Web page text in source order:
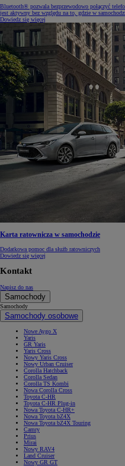
Bluetooth® pozwala bezprzewodowo połączyć
jest aktywny bez względu na to, gdzie w
Dowiedz się więcej
Karta ratownicza w samochodzie
Dodatkowa pomoc dla służb ratowniczych
Dowiedz się więcej
Kontakt
Napisz do nas
Samochody
Samochody
Samochody osobowe
Nowe Aygo X
Yaris
GR Yaris
Yaris Cross
Nowy Yaris Cross
Nowy Urban Cruiser
Corolla Hatchback
Corolla Sedan
Corolla TS Kombi
Nowa Corolla Cross
Toyota C-HR
Toyota C-HR Plug-in
Nowa Toyota C-HR+
Nowa Toyota bZ4X
Nowa Toyota bZ4X Touring
Camry
Prius
Mirai
Nowy RAV4
Land Cruiser
Nowy GR GT